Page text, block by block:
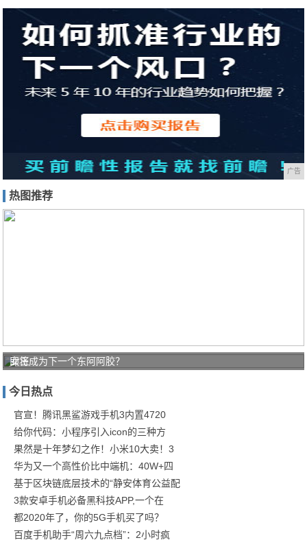
广告
热图推荐
女王
礼
三星
Gala
即将成为下一个东阿阿胶？
今日热点
官宣！腾讯黑鲨游戏手机3内置4720
给你代码：小程序引入icon的三种方
果然是十年梦幻之作！小米10大卖！3
华为又一个高性价比中端机：40W+四
基于区块链底层技术的“静安体育公益配
3款安卓手机必备黑科技APP,一个在
都2020年了，你的5G手机买了吗？
百度手机助手“周六九点档”：2小时疯